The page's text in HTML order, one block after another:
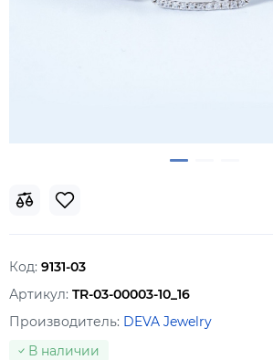
Код: 9131-03
Артикул: TR-03-00003-10_16
Производитель: DEVA Jewelry
В наличии